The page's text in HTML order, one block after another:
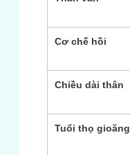
Cơ chế hồi
Chiều dài thân
Tuổi thọ gioăng